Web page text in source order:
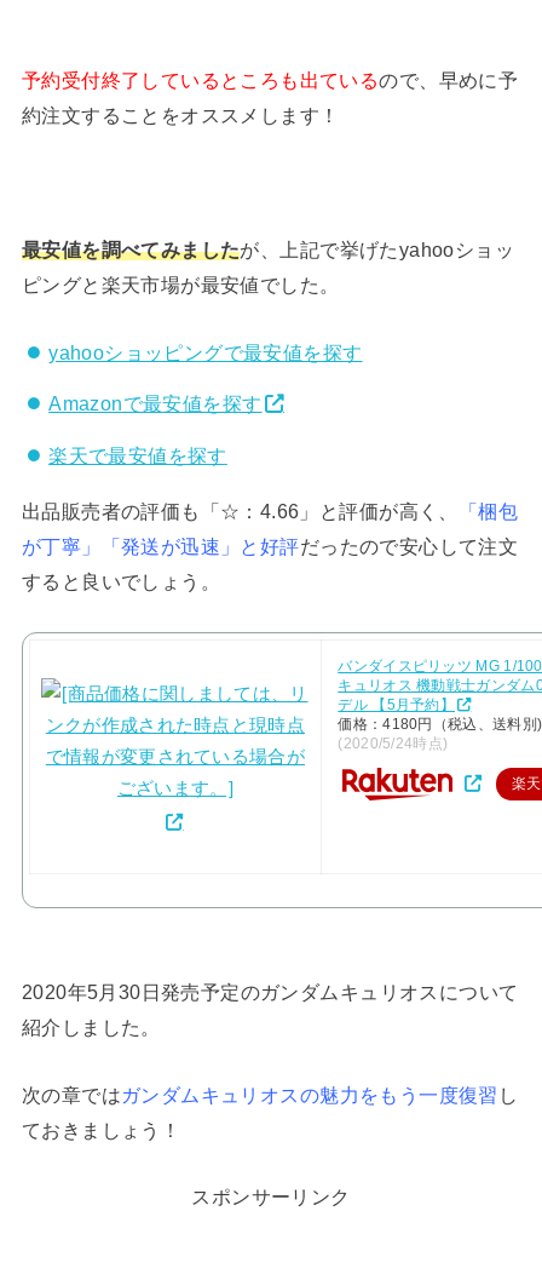
予約受付終了しているところも出ているので、早めに予
約注文することをオススメします！
最安値を調べてみましたが、上記で挙げたyahooショッ
ピングと楽天市場が最安値でした。
yahooショッピングで最安値を探す
Amazonで最安値を探す
楽天で最安値を探す
出品販売者の評価も「☆：4.66」と評価が高く、
「梱包
が丁寧」「発送が迅速」と好評だったので安心して注文
すると良いでしょう。
バンダイスピリッツ MG 1/
キュリオス 機動戦士ガンダム
デル 【5月予約】
価格：4180円（税込、送料別)
(2020/5/24時点)
楽
2020年5月30日発売予定のガンダムキュリオスについて
紹介しました。
次の章ではガンダムキュリオスの魅力をもう一度復習 し
ておきましょう！
スポンサーリンク